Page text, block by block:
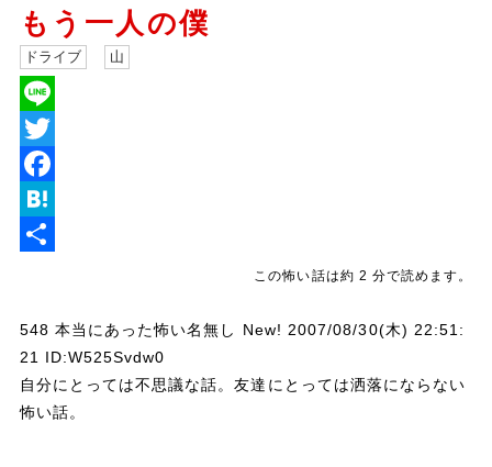
もう一人の僕
ドライブ 山
L
e
T
w
e
r
a
b
o
o
H
e
n
a
この怖い話は約 2 分で読めます。
548 本当にあった怖い名無し New! 2007/08/30(木) 22:51:
21 ID:W525Svdw0
自分にとっては不思議な話。友達にとっては洒落にならない
怖い話。